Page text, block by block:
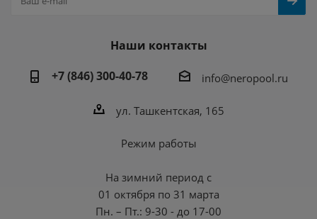
Наши контакты
+7 (846) 300-40-78
info@neropool.ru
ул. Ташкентская, 165
Режим работы
На зимний период с
01 октября по 31 марта
Пн. – Пт.: 9-30 - до 17-00